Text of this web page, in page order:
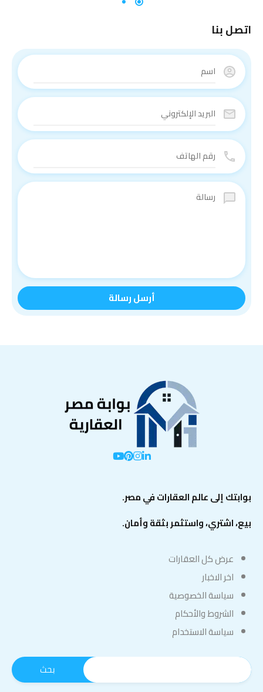
اتصل بنا
بوابتك إلى عالم العقارات في مصر.
بيع، اشتري، واستثمر بثقة وأمان.
عرض كل العقارات
اخر الاخبار
سياسة الخصوصية
الشروط والأحكام
سياسة الاستخدام